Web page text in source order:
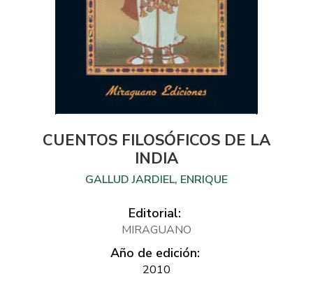
CUENTOS FILOSÓFICOS DE LA
INDIA
GALLUD JARDIEL, ENRIQUE
Editorial:
MIRAGUANO
Año de edición:
2010